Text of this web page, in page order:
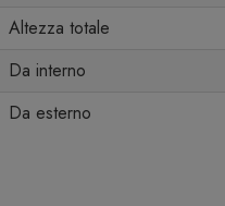
Altezza totale
Da interno
Da esterno